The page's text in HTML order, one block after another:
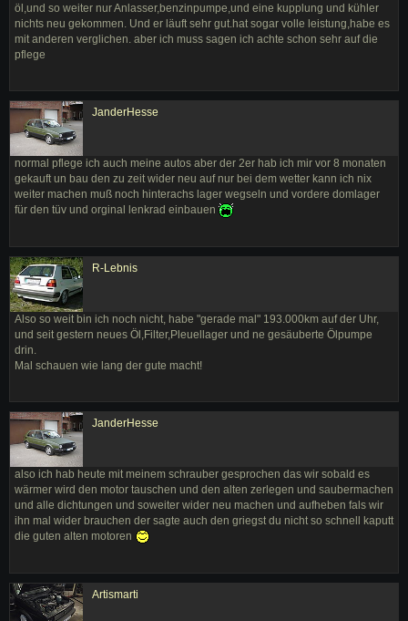
öl,und so weiter nur Anlasser,benzinpumpe,und eine kupplung und kühler
nichts neu gekommen. Und er läuft sehr gut.hat sogar volle leistung,habe es
mit anderen verglichen. aber ich muss sagen ich achte schon sehr auf die
pflege
JanderHesse
normal pflege ich auch meine autos aber der 2er hab ich mir vor 8 monaten
gekauft un bau den zu zeit wider neu auf nur bei dem wetter kann ich nix
weiter machen muß noch hinterachs lager wegseln und vordere domlager
für den tüv und orginal lenkrad einbauen
R-Lebnis
Also so weit bin ich noch nicht, habe "gerade mal" 193.000km auf der Uhr,
und seit gestern neues Öl,Filter,Pleuellager und ne gesäuberte Ölpumpe
drin.
Mal schauen wie lang der gute macht!
JanderHesse
also ich hab heute mit meinem schrauber gesprochen das wir sobald es
wärmer wird den motor tauschen und den alten zerlegen und saubermachen
und alle dichtungen und soweiter wider neu machen und aufheben fals wir
ihn mal wider brauchen der sagte auch den griegst du nicht so schnell kaputt
die guten alten motoren
Artismarti